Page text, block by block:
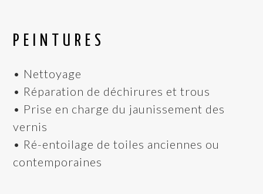
PEINTURES
• Nettoyage
• Réparation de déchirures et trous
• Prise en charge du jaunissement des
vernis
• Ré-entoilage de toiles anciennes ou
contemporaines